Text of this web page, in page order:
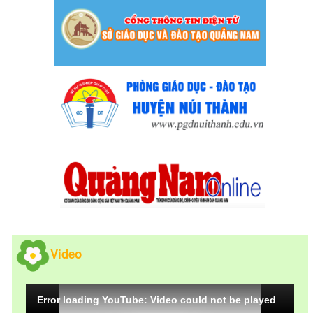
Video
Error loading YouTube: Video could not be played